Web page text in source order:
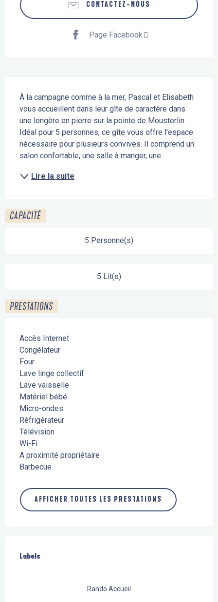
CONTACTEZ-NOUS
Page Facebook
À la campagne comme à la mer, Pascal et Elisabeth
vous accueillent dans leur gîte de caractère dans
une longère en pierre sur la pointe de Mousterlin.
Idéal pour 5 personnes, ce gîte vous offre l’espace
nécessaire pour plusieurs convives. Il comprend un
salon confortable, une salle à manger, une...
Lire la suite
CAPACITÉ
5 Personne(s)
5 Lit(s)
PRESTATIONS
Accès Internet
Congélateur
Four
Lave linge collectif
Lave vaisselle
Matériel bébé
Micro-ondes
Réfrigérateur
Télévision
Wi-Fi
A proximité propriétaire
Barbecue
AFFICHER TOUTES LES PRESTATIONS
Labels
Labels
Rando Accueil